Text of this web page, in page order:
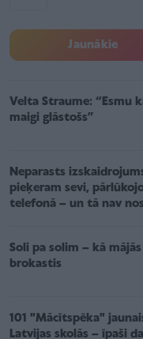
Jaunākie
Velta Straume: “Esmu
maigi glāstošs”
Neparasts
pieķeram sevi,
telefonā – un tā nav
Soli pa solim – kā
brokastis
101 "Mācītspēka"
Latvijas skolās – īpaši